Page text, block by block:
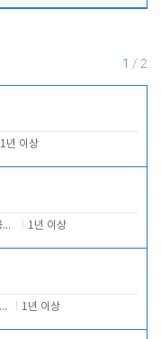
1 / 2
1년 이상
호텔객실 및 공용시설 청소 관리 1년 이상
카운터 업무 및 객실관리(청소상태 확인, 객실판매) 1년 이상